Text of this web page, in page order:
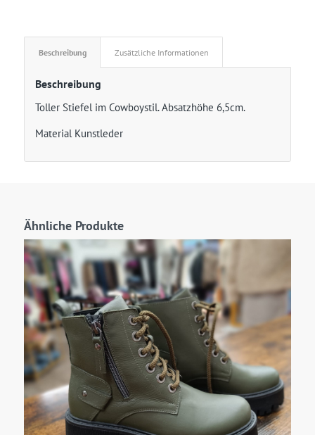
Beschreibung Zusätzliche Informationen
Beschreibung
Toller Stiefel im Cowboystil. Absatzhöhe 6,5cm.
Material Kunstleder
Ähnliche Produkte